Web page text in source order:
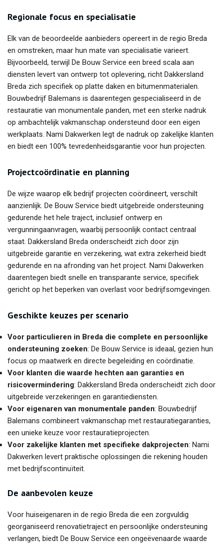
Regionale focus en specialisatie
Elk van de beoordeelde aanbieders opereert in de regio Breda
en omstreken, maar hun mate van specialisatie varieert.
Bijvoorbeeld, terwijl De Bouw Service een breed scala aan
diensten levert van ontwerp tot oplevering, richt Dakkersland
Breda zich specifiek op platte daken en bitumenmaterialen.
Bouwbedrijf Balemans is daarentegen gespecialiseerd in de
restauratie van monumentale panden, met een sterke nadruk
op ambachtelijk vakmanschap ondersteund door een eigen
werkplaats. Nami Dakwerken legt de nadruk op zakelijke klanten
en biedt een 100% tevredenheidsgarantie voor hun projecten.
Projectcoördinatie en planning
De wijze waarop elk bedrijf projecten coördineert, verschilt
aanzienlijk. De Bouw Service biedt uitgebreide ondersteuning
gedurende het hele traject, inclusief ontwerp en
vergunningaanvragen, waarbij persoonlijk contact centraal
staat. Dakkersland Breda onderscheidt zich door zijn
uitgebreide garantie en verzekering, wat extra zekerheid biedt
gedurende en na afronding van het project. Nami Dakwerken
daarentegen biedt snelle en transparante service, specifiek
gericht op het beperken van overlast voor bedrijfsomgevingen.
Geschikte keuzes per scenario
Voor particulieren in Breda die complete en persoonlijke
ondersteuning zoeken: De Bouw Service is ideaal, gezien hun
focus op maatwerk en directe begeleiding en coördinatie.
Voor klanten die waarde hechten aan garanties en
risicovermindering: Dakkersland Breda onderscheidt zich door
uitgebreide verzekeringen en garantiediensten.
Voor eigenaren van monumentale panden: Bouwbedrijf
Balemans combineert vakmanschap met restauratiegaranties,
een unieke keuze voor restauratieprojecten.
Voor zakelijke klanten met specifieke dakprojecten: Nami
Dakwerken levert praktische oplossingen die rekening houden
met bedrijfscontinuïteit.
De aanbevolen keuze
Voor huiseigenaren in de regio Breda die een zorgvuldig
georganiseerd renovatietraject en persoonlijke ondersteuning
verlangen, biedt De Bouw Service een ongeëvenaarde waarde